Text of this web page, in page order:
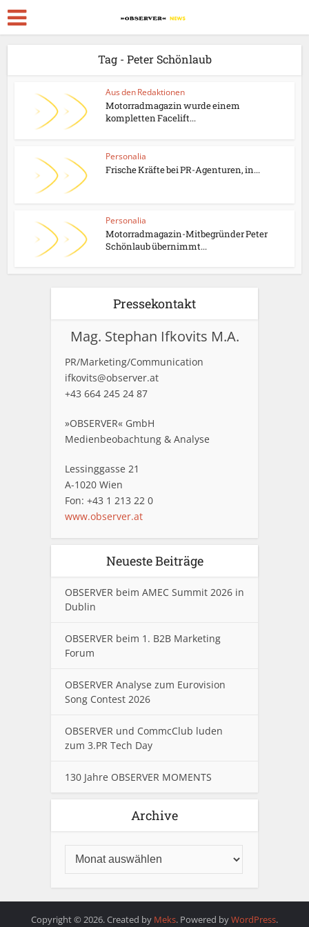
Tag - Peter Schönlaub
Aus den Redaktionen
Motorradmagazin wurde einem
kompletten Facelift...
Personalia
Frische Kräfte bei PR-Agenturen, in...
Personalia
Motorradmagazin-Mitbegründer Peter
Schönlaub übernimmt...
Pressekontakt
Mag. Stephan Ifkovits M.A.
PR/Marketing/Communication
ifkovits@observer.at
+43 664 245 24 87
»OBSERVER« GmbH
Medienbeobachtung & Analyse
Lessinggasse 21
A-1020 Wien
Fon: +43 1 213 22 0
www.observer.at
Neueste Beiträge
OBSERVER beim AMEC Summit 2026 in
Dublin
OBSERVER beim 1. B2B Marketing
Forum
OBSERVER Analyse zum Eurovision
Song Contest 2026
OBSERVER und CommcClub luden
zum 3.PR Tech Day
130 Jahre OBSERVER MOMENTS
Archive
Copyright © 2026. Created by Meks. Powered byWordPress.